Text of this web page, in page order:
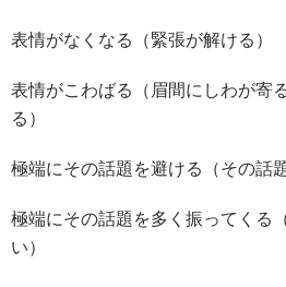
表情がなくなる（緊張が解ける）
表情がこわばる（眉間にしわが寄
る）
極端にその話題を避ける（その話
極端にその話題を多く振ってくる
い）